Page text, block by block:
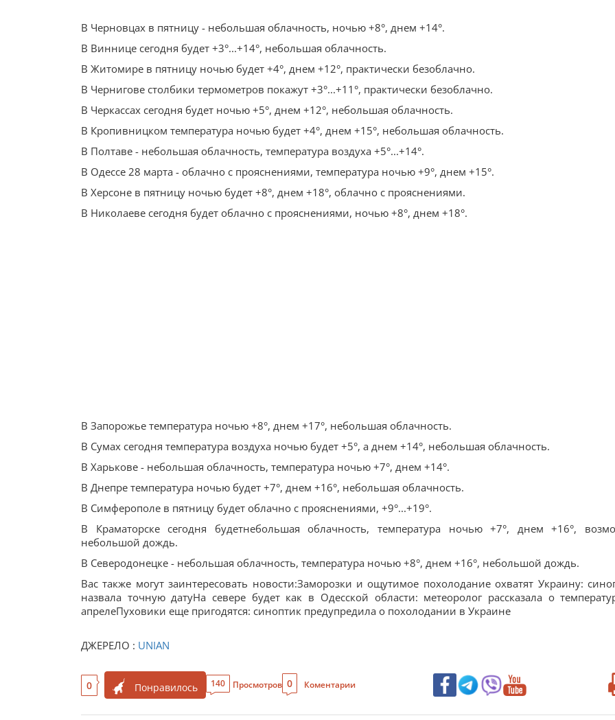
В Черновцах в пятницу - небольшая облачность, ночью +8°, днем +14°.
В Виннице сегодня будет +3°...+14°, небольшая облачность.
В Житомире в пятницу ночью будет +4°, днем +12°, практически безоблачно.
В Чернигове столбики термометров покажут +3°...+11°, практически безоблачно.
В Черкассах сегодня будет ночью +5°, днем +12°, небольшая облачность.
В Кропивницком температура ночью будет +4°, днем +15°, небольшая облачность.
В Полтаве - небольшая облачность, температура воздуха +5°...+14°.
В Одессе 28 марта - облачно с прояснениями, температура ночью +9°, днем +15°.
В Херсоне в пятницу ночью будет +8°, днем +18°, облачно с прояснениями.
В Николаеве сегодня будет облачно с прояснениями, ночью +8°, днем +18°.
В Запорожье температура ночью +8°, днем +17°, небольшая облачность.
В Сумах сегодня температура воздуха ночью будет +5°, а днем +14°, небольшая облачность.
В Харькове - небольшая облачность, температура ночью +7°, днем +14°.
В Днепре температура ночью будет +7°, днем +16°, небольшая облачность.
В Симферополе в пятницу будет облачно с прояснениями, +9°...+19°.
В Краматорске сегодня будетнебольшая облачность, температура ночью +7°, днем +16°,
небольшой дождь.
В Северодонецке - небольшая облачность, температура ночью +8°, днем +16°, небольшой дождь.
Вас также могут заинтересовать новости:Заморозки и ощутимое похолодание охватят Украину:
назвала точную датуНа севере будет как в Одесской области: метеоролог рассказала о
апрелеПуховики еще пригодятся: синоптик предупредила о похолодании в Украине
ДЖЕРЕЛО : UNIAN
0 Понравилось 140 Просмотров 0 Коментарии